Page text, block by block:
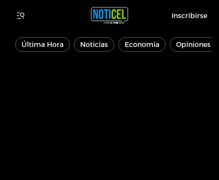
Inscribirse
Última Hora Noticias Economía Opiniones